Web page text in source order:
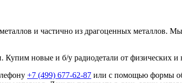
и частично из драгоценных металлов.
Купим новые и б/у радиодетали от физических
+7 (499) 677-62-87 или с помощью формы